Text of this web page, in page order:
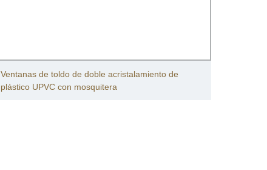
Ventanas de toldo de doble acristalamiento de
plástico UPVC con mosquitera